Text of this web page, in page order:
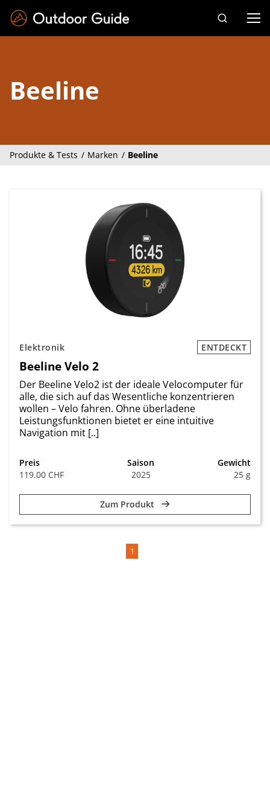
Beeline
Produkte & Tests Marken Beeline
Elektronik ENTDECKT
Beeline Velo 2
Der Beeline Velo2 ist der ideale Velocomputer für
alle, die sich auf das Wesentliche konzentrieren
wollen – Velo fahren. Ohne überladene
Leistungsfunktionen bietet er eine intuitive
Navigation mit [..]
Preis
119.00 CHF
Saison
2025
Gewicht
25 g
Zum Produkt
1